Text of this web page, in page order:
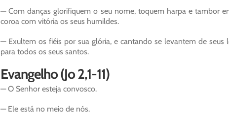
— Com danças glorifiquem o seu nome, toquem harpa e tambor
coroa com vitória os seus humildes.
— Exultem os fiéis por sua glória, e cantando se levantem de
para todos os seus santos.
Evangelho (Jo 2,1-11)
— O Senhor esteja convosco.
— Ele está no meio de nós.